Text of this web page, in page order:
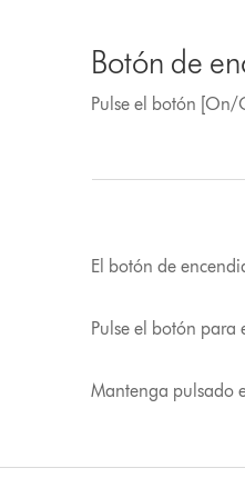
Botón de
Pulse el botón
El botón de
Pulse el botón
Mantenga pulsado